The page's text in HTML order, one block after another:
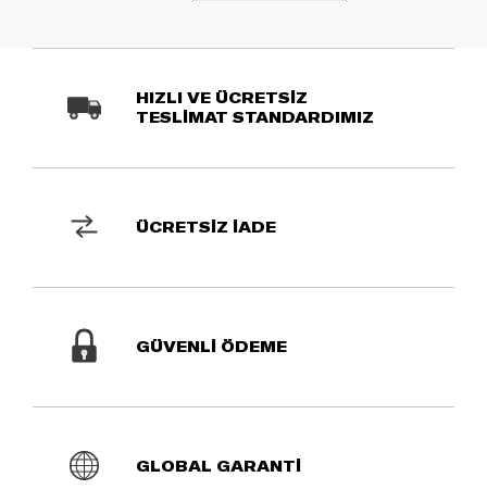
HIZLI VE ÜCRETSİZ
TESLİMAT STANDARDIMIZ
ÜCRETSİZ İADE
GÜVENLİ ÖDEME
GLOBAL GARANTİ